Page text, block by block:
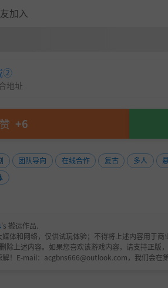
加入
②
地址
赞 +6
团队导向 在线合作 复古 多人
's 搬运作品.
体和网络，仅供试玩体验；不得将上述内容用于
除上述内容。如果您喜欢该游戏内容，请支持正
！E-mail：acgbns666@outlook.com，我们会在